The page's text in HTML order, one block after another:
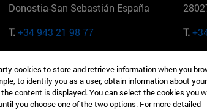
Donostia-San Sebastián España
T.+34 943 21 98 77
T.
165 W 57th St 10019-2201 Nueva York
EE.UU
cookies to store and retrieve information when you
to identify you as a user, obtain information about your
content is displayed. You can select the cookies you
you choose one of the two options. For more detailed